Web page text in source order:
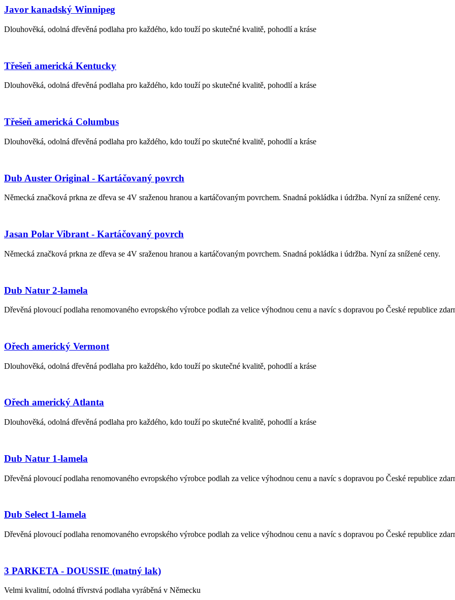
Javor kanadský Winnipeg
Dlouhověká, odolná dřevěná podlaha pro každého, kdo touží po skutečné kvalitě, pohodlí a kráse
Třešeň americká Kentucky
Dlouhověká, odolná dřevěná podlaha pro každého, kdo touží po skutečné kvalitě, pohodlí a kráse
Třešeň americká Columbus
Dlouhověká, odolná dřevěná podlaha pro každého, kdo touží po skutečné kvalitě, pohodlí a kráse
Dub Auster Original - Kartáčovaný povrch
Německá značková prkna ze dřeva se 4V sraženou hranou a kartáčovaným povrchem. Snadná pokládka i údržba. Nyní za snížené ceny.
Jasan Polar Vibrant - Kartáčovaný povrch
Německá značková prkna ze dřeva se 4V sraženou hranou a kartáčovaným povrchem. Snadná pokládka i údržba. Nyní za snížené ceny.
Dub Natur 2-lamela
Dřevěná plovoucí podlaha renomovaného evropského výrobce podlah za velice výhodnou cenu a navíc s dopravou po České republice
Ořech americký Vermont
Dlouhověká, odolná dřevěná podlaha pro každého, kdo touží po skutečné kvalitě, pohodlí a kráse
Ořech americký Atlanta
Dlouhověká, odolná dřevěná podlaha pro každého, kdo touží po skutečné kvalitě, pohodlí a kráse
Dub Natur 1-lamela
Dřevěná plovoucí podlaha renomovaného evropského výrobce podlah za velice výhodnou cenu a navíc s dopravou po České republice
Dub Select 1-lamela
Dřevěná plovoucí podlaha renomovaného evropského výrobce podlah za velice výhodnou cenu a navíc s dopravou po České republice
3 PARKETA - DOUSSIE (matný lak)
Velmi kvalitní, odolná třívrstvá podlaha vyráběná v Německu